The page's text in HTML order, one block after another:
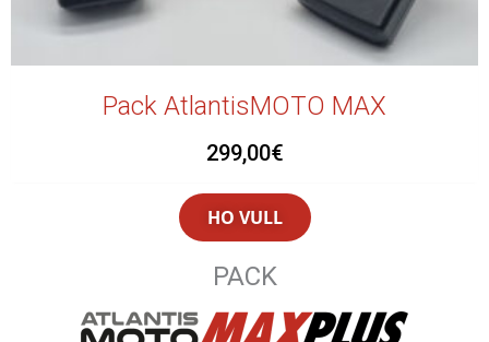
Pack AtlantisMOTO MAX
299,00€
HO VULL
PACK